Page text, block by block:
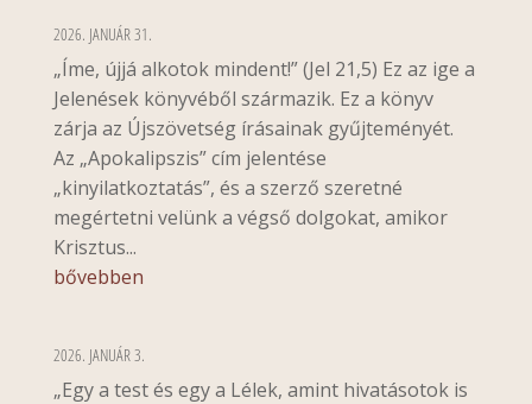
2026. JANUÁR 31.
„Íme, újjá alkotok mindent!” (Jel 21,5) Ez az ige a
Jelenések könyvéből származik. Ez a könyv
zárja az Újszövetség írásainak gyűjteményét.
Az „Apokalipszis” cím jelentése
„kinyilatkoztatás”, és a szerző szeretné
megértetni velünk a végső dolgokat, amikor
Krisztus...
bővebben
2026. JANUÁR 3.
„Egy a test és egy a Lélek, amint hivatásotok is